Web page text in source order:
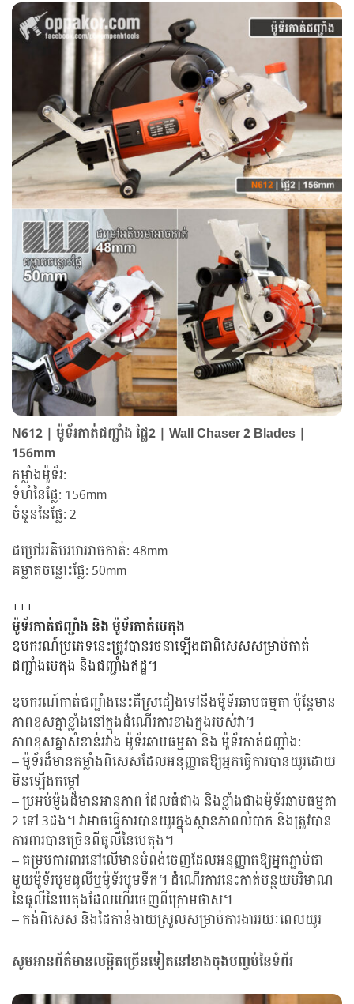
N612 | ម៉ូទ័រកាត់ជញ្ជាំង ផ្លែ2 | Wall Chaser 2 Blades |
156mm
កម្លាំងម៉ូទ័រ:
ទំហំនៃផ្លែ: 156mm
ចំនួននៃផ្លែ: 2
ជម្រៅអតិបរមាអាចកាត់: 48mm
គម្លាតចន្លោះផ្លែ: 50mm
+++
ម៉ូទ័រកាត់ជញ្ជាំង និង ម៉ូទ័រកាត់បេតុង
ឧបករណ៍ប្រភេទនេះត្រូវបានរចនាឡើងជាពិសេសសម្រាប់កាត់
ជញ្ជាំងបេតុង និងជញ្ជាំងឥដ្ឋ។
ឧបករណ៍កាត់ជញ្ជាំងនេះគឺស្រដៀងទៅនឹងម៉ូទ័រឆាបធម្មតា ប៉ុន្តែមាន
ភាពខុសគ្នាខ្លាំងនៅក្នុងដំណើរការខាងក្នុងរបស់វា។
ភាពខុសគ្នាសំខាន់រវាង ម៉ូទ័រឆាបធម្មតា និង ម៉ូទ័រកាត់ជញ្ជាំង:
– ម៉ូទ័រដ៏មានកម្លាំងពិសេសដែលអនុញ្ញាតឱ្យអ្នកធ្វើការបានយូរដោយ
មិនឡើងកម្តៅ
– ប្រអប់ម្ញ៉ុងដ៏មានអានុភាព ដែលធំជាង និងខ្លាំងជាងម៉ូទ័រឆាបធម្មតា
2 ទៅ 3ដង។ វាអាចធ្វើការបានយូរក្នុងស្ថានភាពលំបាក និងត្រូវបាន
ការពារបានច្រើនពីធូលីនៃបេតុង។
– គម្របការពារនៅលើមានបំពង់ចេញដែលអនុញ្ញាតឱ្យអ្នកភ្ជាប់ជា
មួយម៉ូទ័របូមធូលីឬម៉ូទ័របូមទឹក។ ដំណើរការនេះកាត់បន្ថយបរិមាណ
នៃធូលីនៃបេតុងដែលហើរចេញពីក្រោមថាស។
– កង់ពិសេស និងដៃកាន់ងាយស្រួលសម្រាប់ការងាររយៈពេលយូរ
សូមអានព័ត៌មានលម្អិតច្រើនទៀតនៅខាងចុងបញ្ចប់នៃទំព័រ